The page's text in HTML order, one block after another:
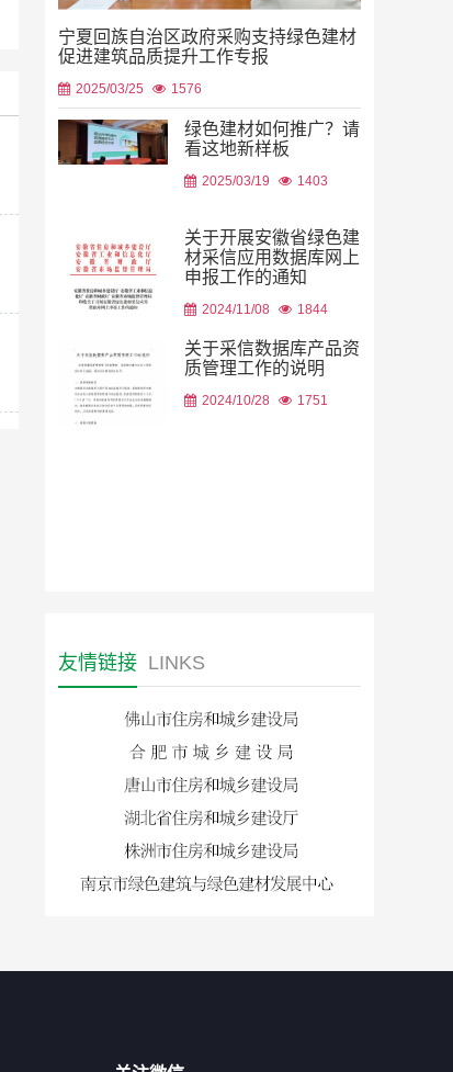
宁夏回族自治区政府采购支持绿色建材
促进建筑品质提升工作专报
2025/03/25 1576
绿色建材如何推广？请
看这地新样板
2025/03/19 1403
关于开展安徽省绿色建
材采信应用数据库网上
申报工作的通知
2024/11/08 1844
关于采信数据库产品资
质管理工作的说明
2024/10/28 1751
友情链接 LINKS